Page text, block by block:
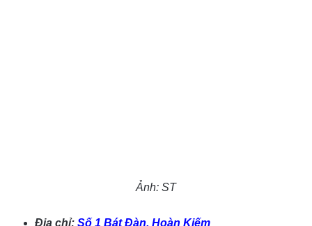
Ảnh: ST
Địa chỉ: Số 1 Bát Đàn, Hoàn Kiếm